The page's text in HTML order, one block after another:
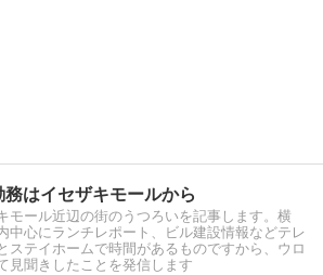
務はイセザキモールから
モール近辺の街のうつろいを記事します。横
中心にランチレポート、ビル建設情報などテレ
ステイホームで時間があるものですから、ウロ
見聞きしたことを発信します